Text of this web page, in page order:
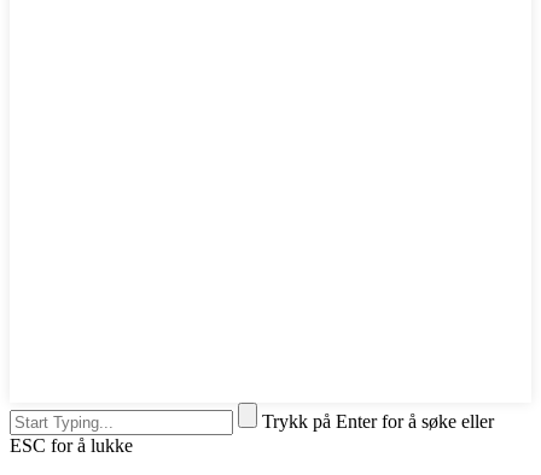
Trykk på Enter for å søke eller
ESC for å lukke